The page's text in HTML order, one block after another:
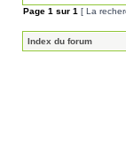
Page 1 sur 1 [ La
Index du forum